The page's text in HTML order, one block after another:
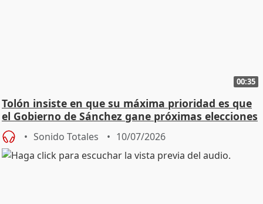
00:35
Tolón insiste en que su máxima prioridad es que
el Gobierno de Sánchez gane próximas elecciones
Sonido Totales 10/07/2026